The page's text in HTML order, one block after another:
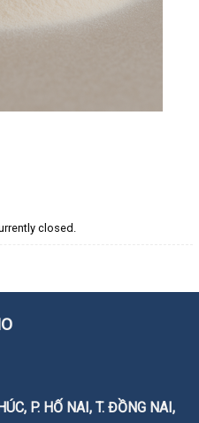
closed.
P. HỐ NAI, T. ĐỒNG NAI,